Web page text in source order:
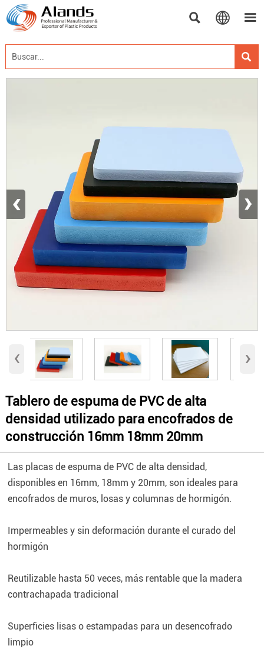
  

‹ ›
‹ ›
Tablero de espuma de PVC de alta
densidad utilizado para encofrados de
construcción 16mm 18mm 20mm
Las placas de espuma de PVC de alta densidad,
disponibles en 16mm, 18mm y 20mm, son ideales para
encofrados de muros, losas y columnas de hormigón.
Impermeables y sin deformación durante el curado del
hormigón
Reutilizable hasta 50 veces, más rentable que la madera
contrachapada tradicional
Superficies lisas o estampadas para un desencofrado
limpio